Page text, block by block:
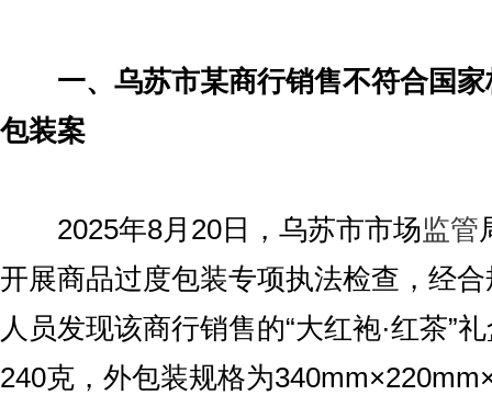
一、乌苏市某商行销售不符合国家
包装案
2025年8月20日，乌苏市市场监管
开展商品过度包装专项执法检查，经
人员发现该商行销售的“大红袍·红茶”
240克，外包装规格为